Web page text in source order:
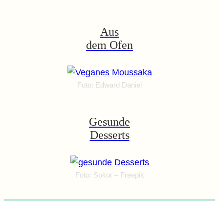
Aus
dem Ofen
Foto: Edward Daniel
Gesunde
Desserts
Foto: Sokor – Freepik